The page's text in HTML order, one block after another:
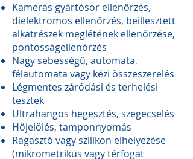
Kamerás gyártósor ellenőrzés,
dielektromos ellenőrzés, beillesztett
alkatrészek meglétének ellenőrzése,
pontosságellenőrzés
Nagy sebességű, automata,
félautomata vagy kézi összeszerelés
Légmentes záródási és terhelési
tesztek
Ultrahangos hegesztés, szegecselés
Hőjelölés, tamponnyomás
Ragasztó vagy szilikon elhelyezése
(mikrometrikus vagy térfogat